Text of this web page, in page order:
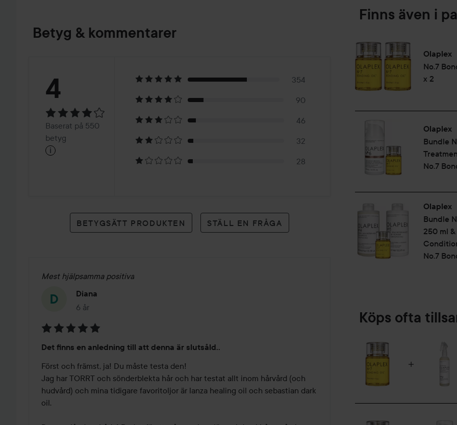
Betyg & kommentarer
Betyg:
4Baserat
på
betyg
4
Baserat på 550
betyg
i
354
90
46
32
28
BETYGSÄTT PRODUKTEN STÄLL EN FRÅGA
Mest hjälpsamma positiva
Diana
6 år
Inlägget skapades 6 år
5
av
5
Det finns en anledning till att denna är slutsåld..
Först och främst, ja! Du måste testa den!
Jag har TORRT och sönderblekta hår och har testat allt inom hårvård (och
hudvård) och mina tidigare favoritoljor är lanza healing oil och sebastian dark
oil.
Finns även i
Olaplex
No.7
x 2
Olaplex
Bundle
No.7
Olaplex
Bundle
250 ml &
No.7
Köps ofta